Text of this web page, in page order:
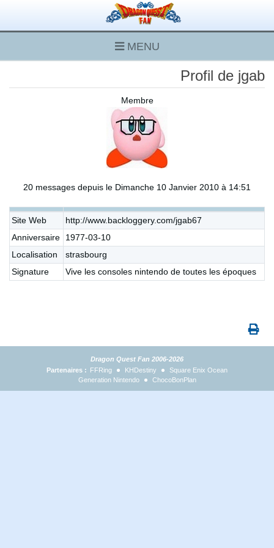
MENU
Profil de jgab
Membre
20 messages depuis le Dimanche 10 Janvier 2010 à 14:51
Site Web
http://www.backloggery.com/jgab67
Anniversaire
1977-03-10
Localisation
strasbourg
Signature
Vive les consoles nintendo de toutes les époques
Dragon Quest Fan 2006-2026
Partenaires : FFRing KHDestiny
Square Enix Ocean
Generation Nintendo
ChocoBonPlan